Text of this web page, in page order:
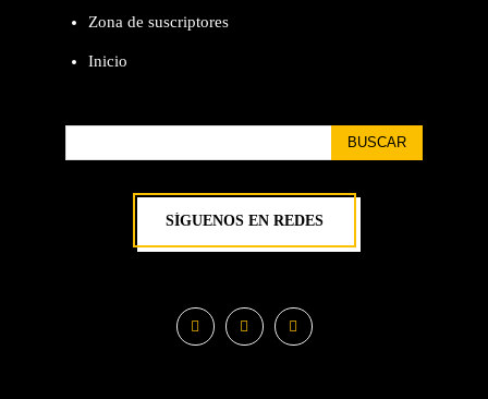
Zona de suscriptores
Inicio
BUSCAR
SÍGUENOS EN REDES